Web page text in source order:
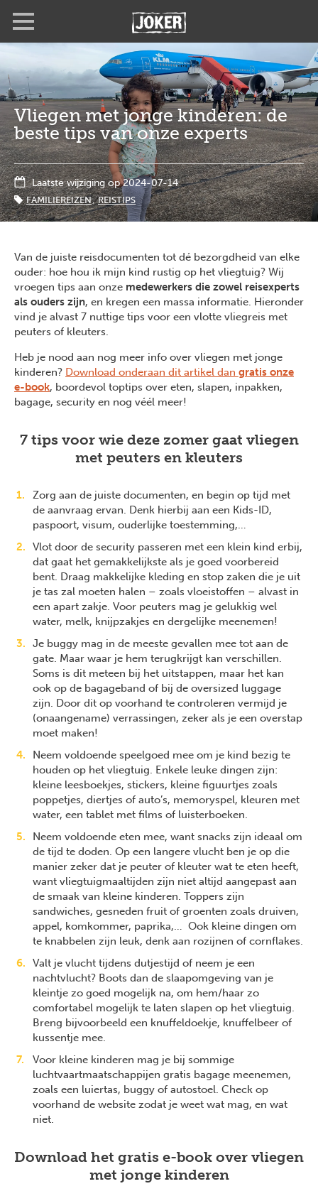
inhoud
gaan
Vliegen met jonge kinderen: de
beste tips van onze experts
Laatste wijziging op 2024-07-14
FAMILIEREIZEN REISTIPS
Van de juiste reisdocumenten tot dé bezorgdheid van elke
ouder: hoe hou ik mijn kind rustig op het vliegtuig? Wij
vroegen tips aan onze medewerkers die zowel reisexperts
als ouders zijn, en kregen een massa informatie. Hieronder
vind je alvast 7 nuttige tips voor een vlotte vliegreis met
peuters of kleuters.
Heb je nood aan nog meer info over vliegen met jonge
kinderen? Download onderaan dit artikel dan gratis onze
e-book, boordevol toptips over eten, slapen, inpakken,
bagage, security en nog véél meer!
7 tips voor wie deze zomer gaat vliegen
met peuters en kleuters
Zorg aan de juiste documenten, en begin op tijd met
de aanvraag ervan. Denk hierbij aan een Kids-ID,
paspoort, visum, ouderlijke toestemming,…
Vlot door de security passeren met een klein kind erbij,
dat gaat het gemakkelijkste als je goed voorbereid
bent. Draag makkelijke kleding en stop zaken die je uit
je tas zal moeten halen – zoals vloeistoffen – alvast in
een apart zakje. Voor peuters mag je gelukkig wel
water, melk, knijpzakjes en dergelijke meenemen!
Je buggy mag in de meeste gevallen mee tot aan de
gate. Maar waar je hem terugkrijgt kan verschillen.
Soms is dit meteen bij het uitstappen, maar het kan
ook op de bagageband of bij de oversized luggage
zijn. Door dit op voorhand te controleren vermijd je
(onaangename) verrassingen, zeker als je een overstap
moet maken!
Neem voldoende speelgoed mee om je kind bezig te
houden op het vliegtuig. Enkele leuke dingen zijn:
kleine leesboekjes, stickers, kleine figuurtjes zoals
poppetjes, diertjes of auto’s, memoryspel, kleuren met
water, een tablet met films of luisterboeken.
Neem voldoende eten mee, want snacks zijn ideaal om
de tijd te doden. Op een langere vlucht ben je op die
manier zeker dat je peuter of kleuter wat te eten heeft,
want vliegtuigmaaltijden zijn niet altijd aangepast aan
de smaak van kleine kinderen. Toppers zijn
sandwiches, gesneden fruit of groenten zoals druiven,
appel, komkommer, paprika,… Ook kleine dingen om
te knabbelen zijn leuk, denk aan rozijnen of cornflakes.
Valt je vlucht tijdens dutjestijd of neem je een
nachtvlucht? Boots dan de slaapomgeving van je
kleintje zo goed mogelijk na, om hem/haar zo
comfortabel mogelijk te laten slapen op het vliegtuig.
Breng bijvoorbeeld een knuffeldoekje, knuffelbeer of
kussentje mee.
Voor kleine kinderen mag je bij sommige
luchtvaartmaatschappijen gratis bagage meenemen,
zoals een luiertas, buggy of autostoel. Check op
voorhand de website zodat je weet wat mag, en wat
niet.
Download het gratis e-book over vliegen
met jonge kinderen